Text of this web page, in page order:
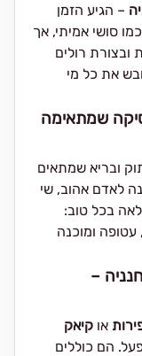
– הגיע הזמן
סושי אמיתי, אך
ובצורת רולים
את כל מי
שמתאימה
ובריא שמתאים
לאדם אהוב, שי
בכל טוב:
ומוכנה
–
או קיאק
הם כוללים